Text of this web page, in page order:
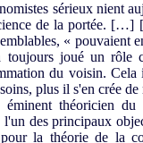
sérieux nient
de la portée.
« pouvaient
joué un rôle
du voisin.
plus il s'en crée de
théoricien du
des principaux
la théorie de la